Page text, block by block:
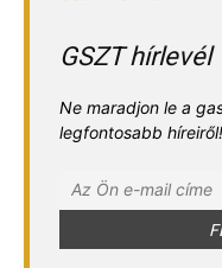
GSZT hírlevél
Ne maradjon le a
legfontosabb